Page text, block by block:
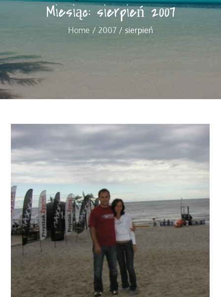
Miesiąc:sierpień 2007
Home 2007 sierpień